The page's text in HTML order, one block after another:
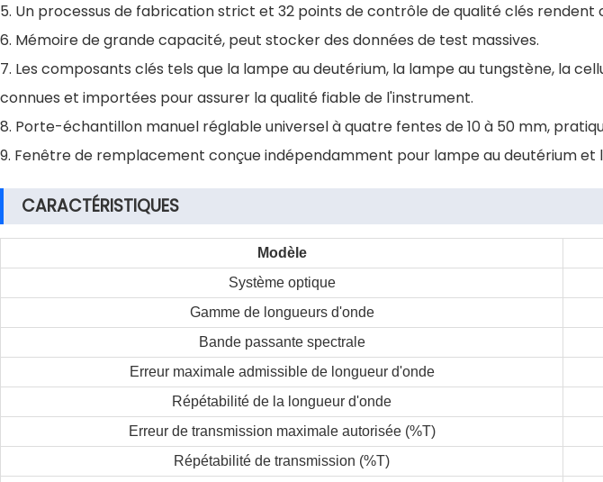
5. Un processus de fabrication strict et 32 points de contrôle de qualité clés
6. Mémoire de grande capacité, peut stocker des données de test massives.
7. Les composants clés tels que la lampe au deutérium, la lampe au tungstène, la
connues et importées pour assurer la qualité fiable de l'instrument.
8. Porte-échantillon manuel réglable universel à quatre fentes de 10 à 50 mm,
9. Fenêtre de remplacement conçue indépendamment pour lampe au deutérium
CARACTÉRISTIQUES
Modèle
Système optique
Gamme de longueurs d'onde
Bande passante spectrale
Erreur maximale admissible de longueur d'onde
Répétabilité de la longueur d'onde
Erreur de transmission maximale autorisée (%T)
Répétabilité de transmission (%T)